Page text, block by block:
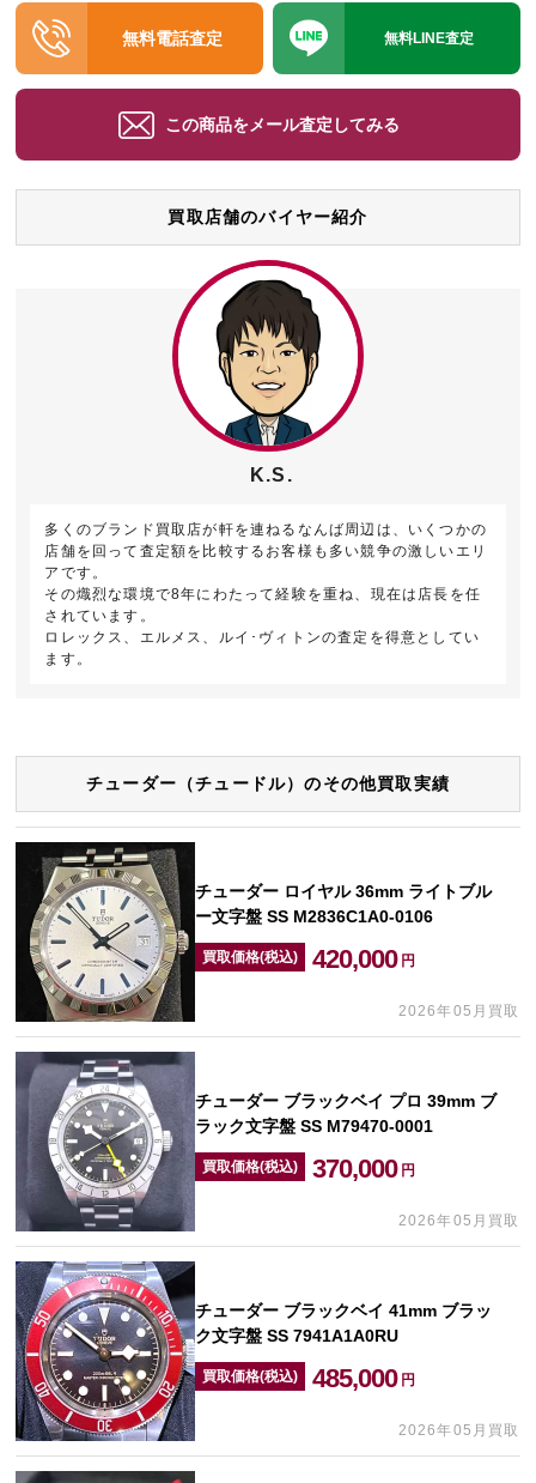
無料電話査定 無料LINE査定
この商品をメール査定してみる
買取店舗のバイヤー紹介
K.S.
多くのブランド買取店が軒を連ねるなんば周辺は、いくつかの
店舗を回って査定額を比較するお客様も多い競争の激しいエリ
アです。
その熾烈な環境で8年にわたって経験を重ね、現在は店長を任
されています。
ロレックス、エルメス、ルイ･ヴィトンの査定を得意としてい
ます。
チューダー（チュードル）のその他買取実績
チューダー ロイヤル 36mm ライトブル
ー文字盤 SS M2836C1A0-0106
買取価格(税込) 420,000 円
2026年05月買取
チューダー ブラックベイ プロ 39mm ブ
ラック文字盤 SS M79470-0001
買取価格(税込) 370,000 円
2026年05月買取
チューダー ブラックベイ 41mm ブラッ
ク文字盤 SS 7941A1A0RU
買取価格(税込) 485,000 円
2026年05月買取